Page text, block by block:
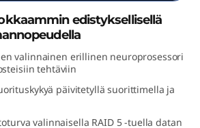
edistyksellisellä
valinnainen erillinen neuroprosessori
tehtäviin
päivitetyllä suorittimella ja
valinnaisella RAID 5 -tuella datan